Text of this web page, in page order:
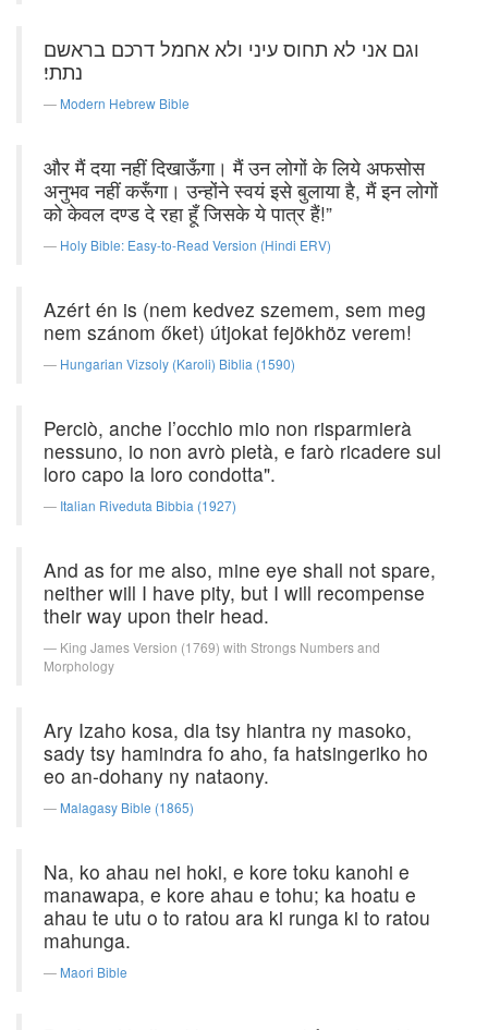
וגם אני לא תחוס עיני ולא אחמל דרכם בראשם
נתתי׃
Modern Hebrew Bible
और मैं दया नहीं दिखाऊँगा। मैं उन लोगों के लिये अफसोस
अनुभव नहीं करूँगा। उन्होंने स्वयं इसे बुलाया है, मैं इन लोगों
को केवल दण्ड दे रहा हूँ जिसके ये पात्र हैं!”
Holy Bible: Easy-to-Read Version (Hindi ERV)
Azért én is (nem kedvez szemem, sem meg
nem szánom őket) útjokat fejökhöz verem!
Hungarian Vizsoly (Karoli) Biblia (1590)
Perciò, anche l’occhio mio non risparmierà
nessuno, io non avrò pietà, e farò ricadere sul
loro capo la loro condotta".
Italian Riveduta Bibbia (1927)
And as for me also, mine eye shall not spare,
neither will I have pity, but I will recompense
their way upon their head.
King James Version (1769) with Strongs Numbers and
Morphology
Ary Izaho kosa, dia tsy hiantra ny masoko,
sady tsy hamindra fo aho, fa hatsingeriko ho
eo an-dohany ny nataony.
Malagasy Bible (1865)
Na, ko ahau nei hoki, e kore toku kanohi e
manawapa, e kore ahau e tohu; ka hoatu e
ahau te utu o to ratou ara ki runga ki to ratou
mahunga.
Maori Bible